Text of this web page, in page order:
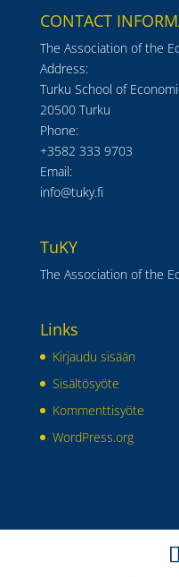
CONTACT
The Association of the
Address:
Turku School of
20500 Turku
Phone:
+3582 333 9703
Email:
info@tuky.fi
TuKY
The Association of the
Links
Kirjaudu sisään
Sisältösyöte
Kommenttisyöte
WordPress.org